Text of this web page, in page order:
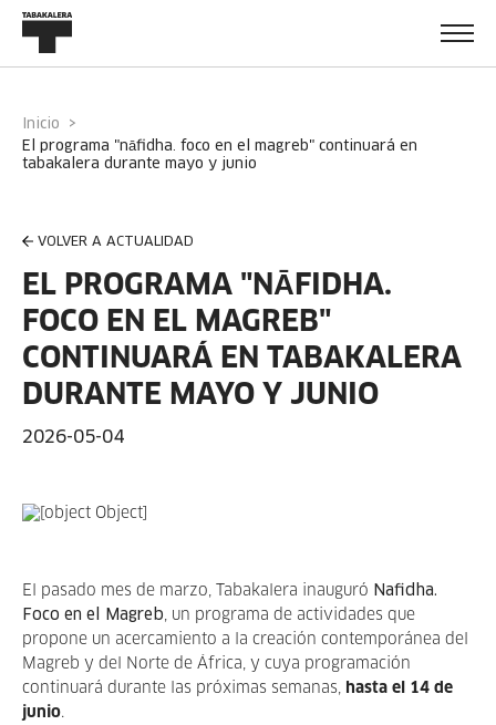
Inicio
el programa "nāfidha. foco en el magreb" continuará en
tabakalera durante mayo y junio
VOLVER A ACTUALIDAD
EL PROGRAMA "NĀFIDHA.
FOCO EN EL MAGREB"
CONTINUARÁ EN TABAKALERA
DURANTE MAYO Y JUNIO
2026-05-04
El pasado mes de marzo, Tabakalera inauguró Nafidha.
Foco en el Magreb, un programa de actividades que
propone un acercamiento a la creación contemporánea del
Magreb y del Norte de África, y cuya programación
continuará durante las próximas semanas, hasta el 14 de
junio.